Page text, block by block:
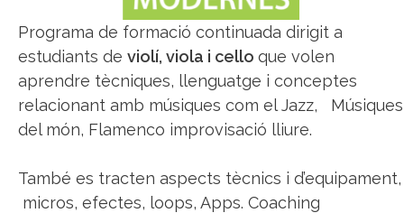
Programa de formació continuada dirigit a
estudiants de violí, viola i cello que volen
aprendre tècniques, llenguatge i conceptes
relacionant amb músiques com el Jazz, Músiques
del món, Flamenco improvisació lliure.
També es tracten aspects tècnics i d’equipament,
micros, efectes, loops, Apps. Coaching